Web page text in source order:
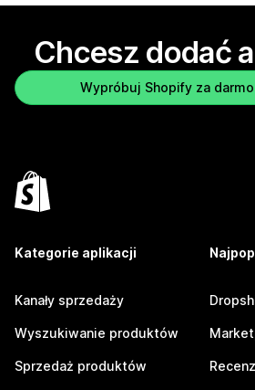
Chcesz dodać
Wypróbuj Shopify za
Kategorie aplikacji
Kanały sprzedaży
Wyszukiwanie produktów
Sprzedaż produktów